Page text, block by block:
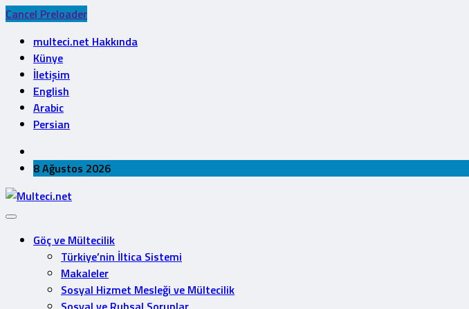
Cancel Preloader
multeci.net Hakkında
Künye
İletişim
English
Arabic
Persian
8 Ağustos 2026
Göç ve Mültecilik
Türkiye’nin İltica Sistemi
Makaleler
Sosyal Hizmet Mesleği ve Mültecilik